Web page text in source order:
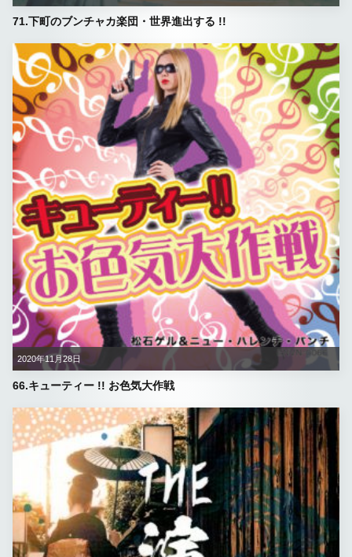
71.下町のブンチャカ楽団・世界進出する !!
2020年11月28日
66.キューティー !! お色気大作戦